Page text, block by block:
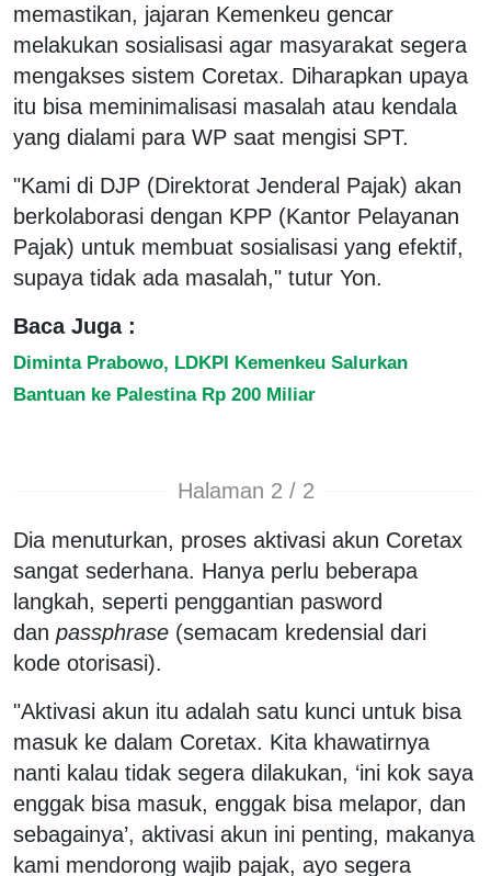
memastikan, jajaran Kemenkeu gencar
melakukan sosialisasi agar masyarakat segera
mengakses sistem Coretax. Diharapkan upaya
itu bisa meminimalisasi masalah atau kendala
yang dialami para WP saat mengisi SPT.
"Kami di DJP (Direktorat Jenderal Pajak) akan
berkolaborasi dengan KPP (Kantor Pelayanan
Pajak) untuk membuat sosialisasi yang efektif,
supaya tidak ada masalah," tutur Yon.
Baca Juga :
Diminta Prabowo, LDKPI Kemenkeu Salurkan
Bantuan ke Palestina Rp 200 Miliar
Halaman 2 / 2
Dia menuturkan, proses aktivasi akun Coretax
sangat sederhana. Hanya perlu beberapa
langkah, seperti penggantian pasword
dan passphrase (semacam kredensial dari
kode otorisasi).
"Aktivasi akun itu adalah satu kunci untuk bisa
masuk ke dalam Coretax. Kita khawatirnya
nanti kalau tidak segera dilakukan, ‘ini kok saya
enggak bisa masuk, enggak bisa melapor, dan
sebagainya’, aktivasi akun ini penting, makanya
kami mendorong wajib pajak, ayo segera